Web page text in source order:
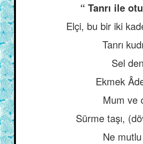
“ Tanrı ile
Elçi, bu bir iki
Tanrı
Sel
Ekmek
Mum ve
Sürme taşı,
Ne